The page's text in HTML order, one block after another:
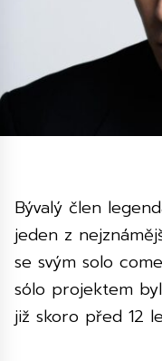
Bývalý člen
jeden z
se svým solo
sólo projektem
již skoro před 12